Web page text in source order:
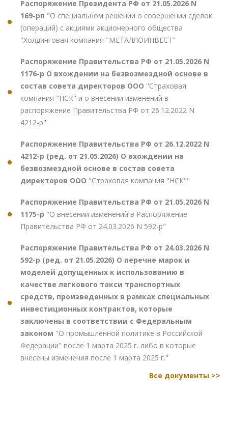
Распоряжение Президента РФ от 21.05.2026 N
169-рп "О специальном решении о совершении сделок
(операций) с акциями акционерного общества
"Холдинговая компания "МЕТАЛЛОИНВЕСТ"
Распоряжение Правительства РФ от 21.05.2026 N
1176-р О вхождении на безвозмездной основе в
состав совета директоров ООО "Страховая
компания "НСК" и о внесении изменений в
распоряжение Правительства РФ от 26.12.2022 N
4212-р"
Распоряжение Правительства РФ от 26.12.2022 N
4212-р (ред. от 21.05.2026) О вхождении на
безвозмездной основе в состав совета
директоров ООО "Страховая компания "НСК""
Распоряжение Правительства РФ от 21.05.2026 N
1175-р "О внесении изменений в Распоряжение
Правительства РФ от 24.03.2026 N 592-р"
Распоряжение Правительства РФ от 24.03.2026 N
592-р (ред. от 21.05.2026) О перечне марок и
моделей допущенных к использованию в
качестве легкового такси транспортных
средств, произведенных в рамках специальных
инвестиционных контрактов, которые
заключены в соответствии с Федеральным
законом "О промышленной политике в Российской
Федерации" после 1 марта 2025 г. либо в которые
внесены изменения после 1 марта 2025 г."
Все документы >>